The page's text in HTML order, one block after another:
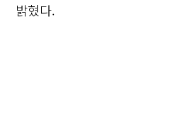
밝혔다.